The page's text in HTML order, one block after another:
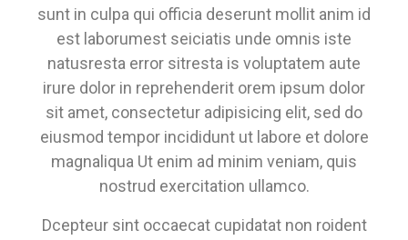
sunt in culpa qui officia deserunt mollit anim id
est laborumest seiciatis unde omnis iste
natusresta error sitresta is voluptatem aute
irure dolor in reprehenderit orem ipsum dolor
sit amet, consectetur adipisicing elit, sed do
eiusmod tempor incididunt ut labore et dolore
magnaliqua Ut enim ad minim veniam, quis
nostrud exercitation ullamco.
Dcepteur sint occaecat cupidatat non roident